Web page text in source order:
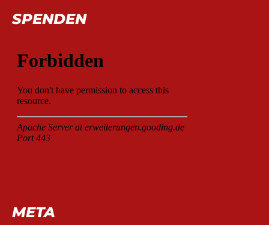
SPENDEN
META